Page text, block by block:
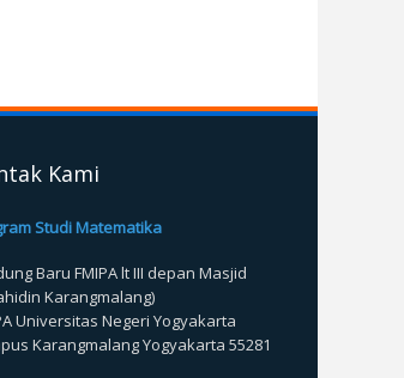
Kami
Studi Matematika
Baru FMIPA lt III depan Masjid
Karangmalang)
Universitas Negeri Yogyakarta
Karangmalang Yogyakarta 55281